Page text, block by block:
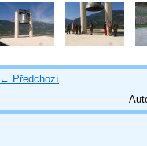
← Předchozí